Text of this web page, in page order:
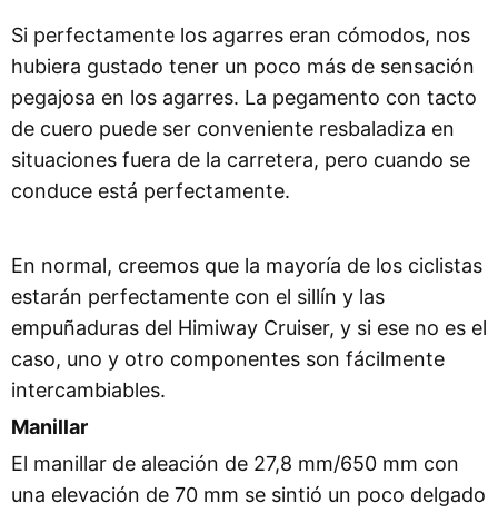
Si perfectamente los agarres eran cómodos, nos
hubiera gustado tener un poco más de sensación
pegajosa en los agarres. La pegamento con tacto
de cuero puede ser conveniente resbaladiza en
situaciones fuera de la carretera, pero cuando se
conduce está perfectamente.
En normal, creemos que la mayoría de los ciclistas
estarán perfectamente con el sillín y las
empuñaduras del Himiway Cruiser, y si ese no es el
caso, uno y otro componentes son fácilmente
intercambiables.
Manillar
El manillar de aleación de 27,8 mm/650 mm con
una elevación de 70 mm se sintió un poco delgado